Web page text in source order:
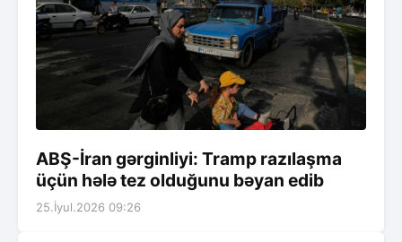
ABŞ-İran gərginliyi: Tramp razılaşma
üçün hələ tez olduğunu bəyan edib
25.İyul.2026 09:26